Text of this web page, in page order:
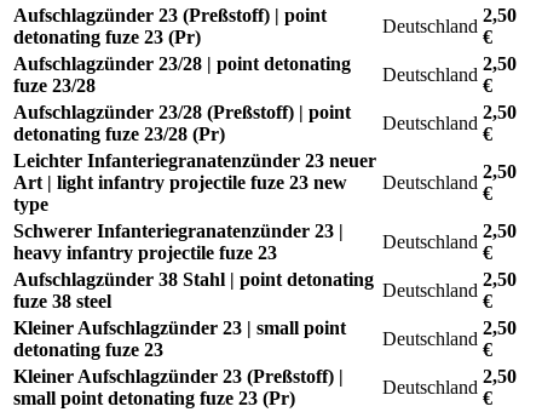
Aufschlagzünder 23 (Preßstoff) | point
detonating fuze 23 (Pr)
Deutschland
2,50
€
Aufschlagzünder 23/28 | point detonating
fuze 23/28
Deutschland
2,50
€
Aufschlagzünder 23/28 (Preßstoff) | point
detonating fuze 23/28 (Pr)
Deutschland
2,50
€
Leichter Infanteriegranatenzünder 23 neuer
Art | light infantry projectile fuze 23 new
type
Deutschland
2,50
€
Schwerer Infanteriegranatenzünder 23 |
heavy infantry projectile fuze 23
Deutschland
2,50
€
Aufschlagzünder 38 Stahl | point detonating
fuze 38 steel
Deutschland
2,50
€
Kleiner Aufschlagzünder 23 | small point
detonating fuze 23
Deutschland
2,50
€
Kleiner Aufschlagzünder 23 (Preßstoff) |
small point detonating fuze 23 (Pr)
Deutschland
2,50
€